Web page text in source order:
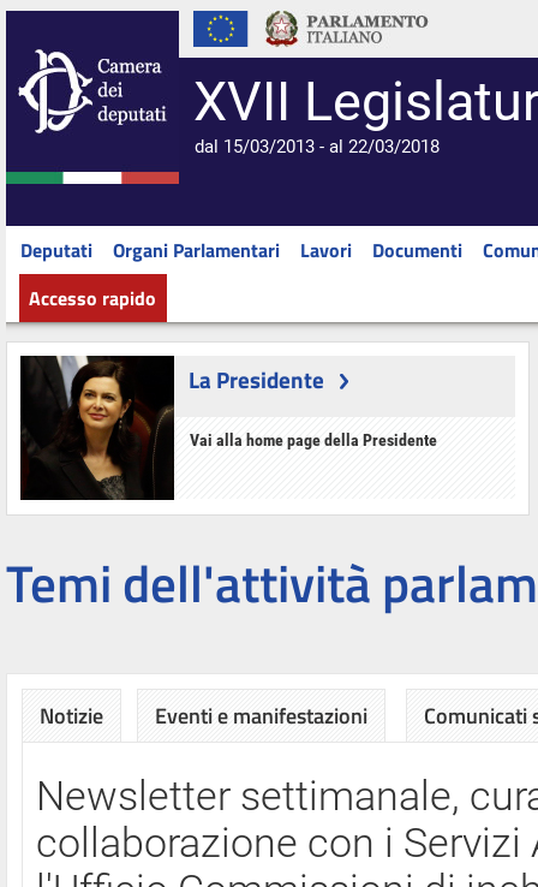
XVII
dal 15/03/2013 - al 22/03/2018
Deputati Organi Parlamentari Lavori Documenti
Accesso rapido
La Presidente
Vai alla home page della Presidente
Temi dell'attività
Notizie Eventi e manifestazioni Comunicati
Newsletter settimanale,
collaborazione con i